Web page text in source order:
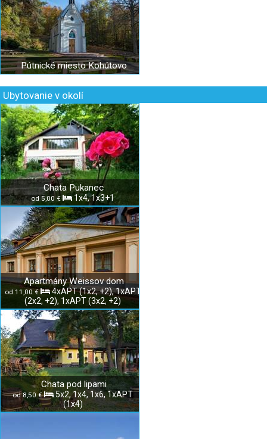
Pútnické miesto Kohútovo
Ubytovanie v okolí
Chata Pukanec
od 5,00 € 1x4, 1x3+1
Apartmány Weissov dom
od 11,00 €
4xAPT (1x2, +2), 1xAPT
(2x2, +2), 1xAPT (3x2, +2)
Chata pod lipami
od 8,50 €
5x2, 1x4, 1x6, 1xAPT
(1x4)